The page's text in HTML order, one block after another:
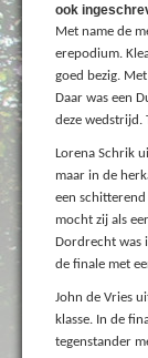
ook
Met name de
erepodium.
goed bezig.
Daar was een
deze wedstrijd.
Lorena Schrik
maar in de
een
mocht zij als
Dordrecht was
de finale met
John de Vries
klasse. In de
tegenstander